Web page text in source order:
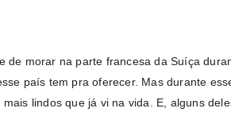
de morar na parte francesa da Suíça
país tem pra oferecer. Mas durante
lindos que já vi na vida. E, alguns